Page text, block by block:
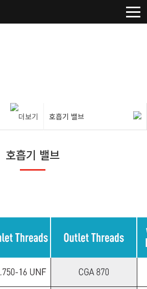
호흡기 밸브
호흡기 밸브